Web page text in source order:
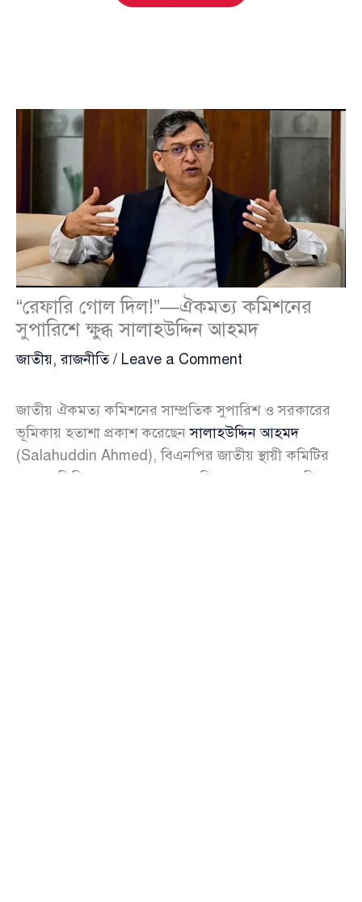
“রেফারি গোল দিল!”—ঐকমত্য কমিশনের
সুপারিশে ক্ষুব্ধ সালাহউদ্দিন আহমদ
জাতীয়,রাজনীতি/ Leave a Comment
জাতীয় ঐকমত্য কমিশনের সাম্প্রতিক সুপারিশ ও সরকারের
ভূমিকায় হতাশা প্রকাশ করেছেনসালাহউদ্দিন আহমদ
(Salahuddin Ahmed), বিএনপির জাতীয় স্থায়ী কমিটির
সদস্য। তিনি বলেন, “এভাবে রেফারিকে কখনো গোল দিতে